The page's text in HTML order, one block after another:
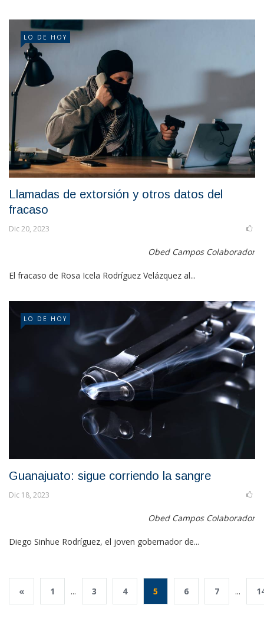
LO DE HOY
Llamadas de extorsión y otros datos del
fracaso
Dic 20, 2023
Obed Campos Colaborador
El fracaso de Rosa Icela Rodríguez Velázquez al...
LO DE HOY
Guanajuato: sigue corriendo la sangre
Dic 18, 2023
Obed Campos Colaborador
Diego Sinhue Rodríguez, el joven gobernador de...
« 1 ... 3 4 5 6 7 ...